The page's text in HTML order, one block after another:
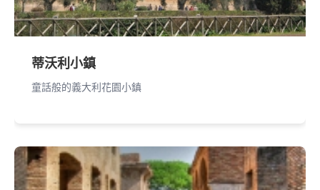
蒂沃利小鎮
童話般的義大利花園小鎮